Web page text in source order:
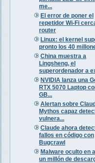
me...
El error de poner el
repetidor Wi-Fi
router
Linux: el kernel
pronto los 40
China muestra a
Lingsheng, el
superordenador a
NVIDIA lanza una
RTX 5070 Laptop
GB...
Alertan sobre
Mythos capaz
vulnera...
Claude ahora
fallos en código con
Bugcrawl
Malware oculto en
un millón de